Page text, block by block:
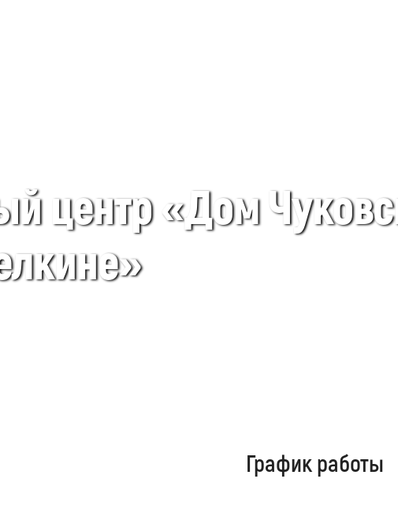
центр «Дом
График работы